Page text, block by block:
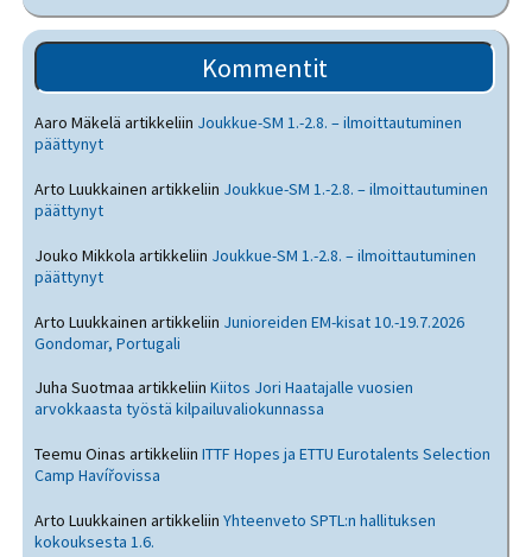
Kommentit
Aaro Mäkelä artikkeliin Joukkue-SM 1.-2.8. – ilmoittautuminen
päättynyt
Arto Luukkainen artikkeliin Joukkue-SM 1.-2.8. – ilmoittautuminen
päättynyt
Jouko Mikkola artikkeliin Joukkue-SM 1.-2.8. – ilmoittautuminen
päättynyt
Arto Luukkainen artikkeliin Junioreiden EM-kisat 10.-19.7.2026
Gondomar, Portugali
Juha Suotmaa artikkeliinKiitos Jori Haatajalle vuosien
arvokkaasta työstä kilpailuvaliokunnassa
Teemu Oinas artikkeliinITTF Hopes ja ETTU Eurotalents Selection
Camp Havířovissa
Arto Luukkainen artikkeliinYhteenveto SPTL:n hallituksen
kokouksesta 1.6.